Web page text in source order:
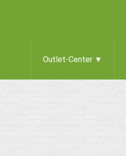
Outlet-Center ▼